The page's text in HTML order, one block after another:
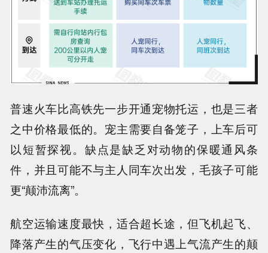
普速火车比高铁先一步开通宠物托运，也是三者
之中价格最低的。宠主需要自备笼子，上车后可
以短暂探视。缺点是缺乏对动物的保暖通风条
件，并且可能不与主人同车次出发，毛孩子可能
更“颠沛流离”。
航空运输速度最快，适合超长途，但飞机起飞、
降落产生的气压变化，飞行中遇上气流产生的颠